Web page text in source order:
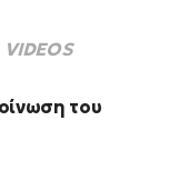
VIDEOS
του